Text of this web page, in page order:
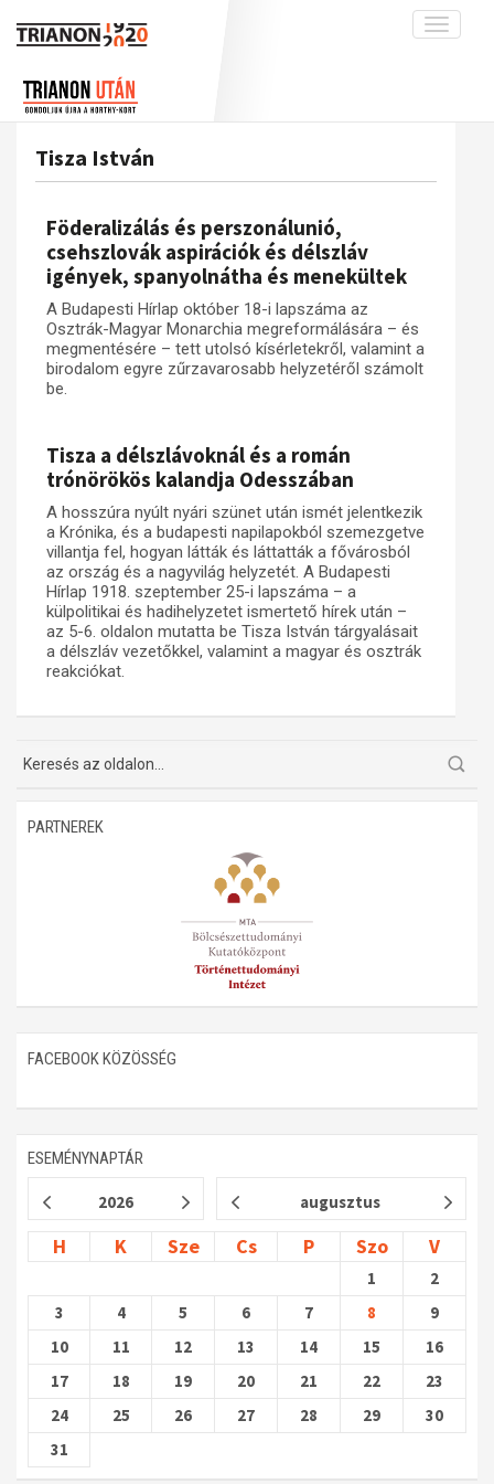
Toggle
A békerendszer megszilárdulása
Utókor és emlékezet
Galéria
Adatbázis
Emlékművek (feltöltés alatt)
Menekültek
Visszhang
Publikációk
Dokumentumok
A trianoni szerződés
Műhelymunkák
Tisza István
Föderalizálás és perszonálunió,
csehszlovák aspirációk és délszláv
igények, spanyolnátha és menekültek
A Budapesti Hírlap október 18-i lapszáma az
Osztrák-Magyar Monarchia megreformálására – és
megmentésére – tett utolsó kísérletekről, valamint a
birodalom egyre zűrzavarosabb helyzetéről számolt
be.
Tisza a délszlávoknál és a román
trónörökös kalandja Odesszában
A hosszúra nyúlt nyári szünet után ismét jelentkezik
a Krónika, és a budapesti napilapokból szemezgetve
villantja fel, hogyan látták és láttatták a fővárosból
az ország és a nagyvilág helyzetét. A Budapesti
Hírlap 1918. szeptember 25-i lapszáma – a
külpolitikai és hadihelyzetet ismertető hírek után –
az 5-6. oldalon mutatta be Tisza István tárgyalásait
a délszláv vezetőkkel, valamint a magyar és osztrák
reakciókat.
PARTNEREK
FACEBOOK KÖZÖSSÉG
ESEMÉNYNAPTÁR
2026 augusztus
H K Sze Cs P Szo V
1
2
3
4 5 6 7 8
9
10
11 12 13 14 15
16
17
18 19 20 21 22
23
24
25 26 27 28 29
30
31